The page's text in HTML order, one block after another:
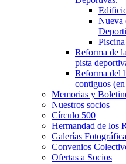
Nueva
Reforma de
pista
Reforma del
contiguos
Memorias y
Nuestros socios
Círculo 500
Hermandad de los
Galerías
Convenios
Ofertas a Socios